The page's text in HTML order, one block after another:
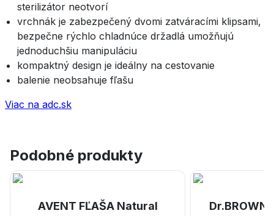
sterilizátor neotvorí
vrchnák je zabezpečený dvomi zatváracími klipsami,
bezpečne rýchlo chladnúce držadlá umožňujú
jednoduchšiu manipuláciu
kompaktný design je ideálny na cestovanie
balenie neobsahuje fľašu
Viac na adc.sk
Podobné produkty
AVENT FĽAŠA Natural